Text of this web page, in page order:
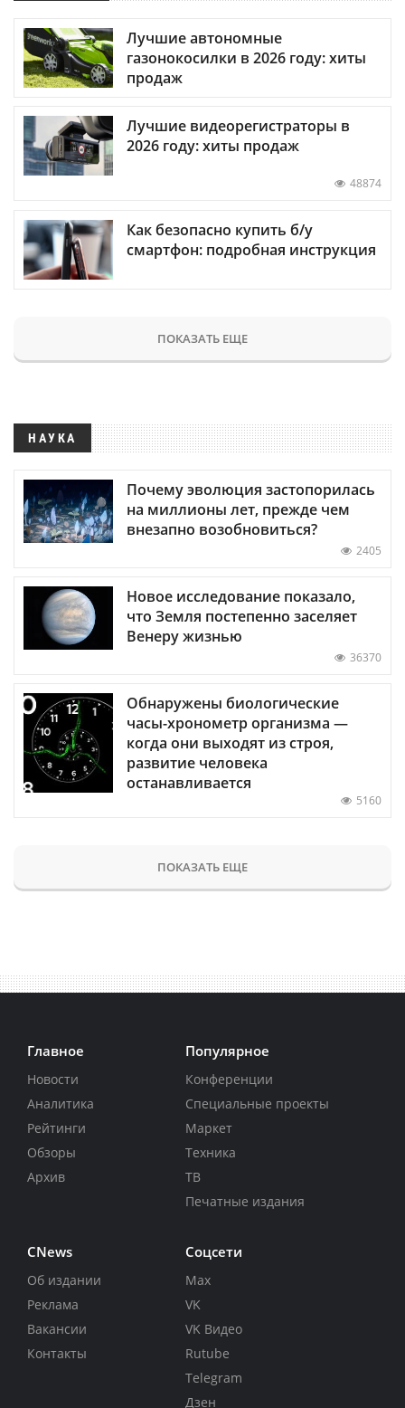
Лучшие автономные
газонокосилки в 2026 году: хиты
продаж
Лучшие видеорегистраторы в
2026 году: хиты продаж
48874
Как безопасно купить б/у
смартфон: подробная инструкция
ПОКАЗАТЬ ЕЩЕ
НАУКА
Почему эволюция застопорилась
на миллионы лет, прежде чем
внезапно возобновиться?
2405
Новое исследование показало,
что Земля постепенно заселяет
Венеру жизнью
36370
Обнаружены биологические
часы-хронометр организма —
когда они выходят из строя,
развитие человека
останавливается
5160
ПОКАЗАТЬ ЕЩЕ
Главное
Новости
Аналитика
Рейтинги
Обзоры
Архив
Популярное
Конференции
Специальные проекты
Маркет
Техника
ТВ
Печатные издания
CNews
Об издании
Реклама
Вакансии
Контакты
Соцсети
Max
VK
VK Видео
Rutube
Telegram
Дзен